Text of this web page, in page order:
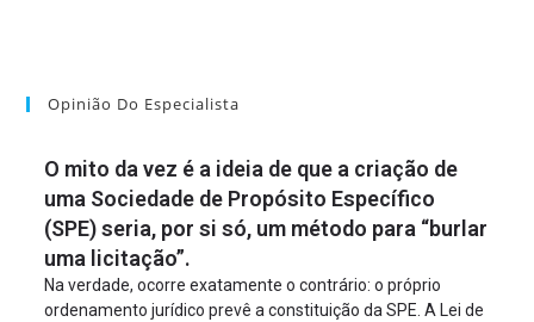
Opinião Do Especialista
O mito da vez é a ideia de que a criação de
uma Sociedade de Propósito Específico
(SPE) seria, por si só, um método para “burlar
uma licitação”.
Na verdade, ocorre exatamente o contrário: o próprio
ordenamento jurídico prevê a constituição da SPE. A Lei de